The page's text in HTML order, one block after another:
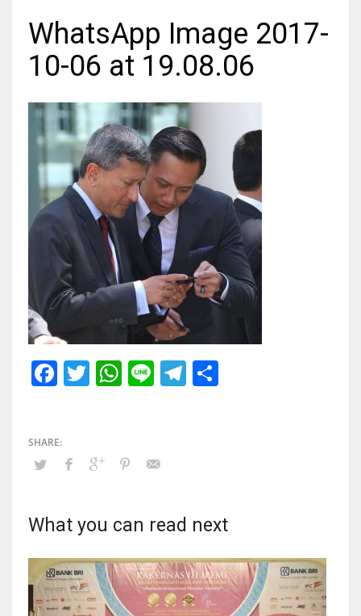
WhatsApp Image 2017-
10-06 at 19.08.06
Facebook
Twitter
WhatsApp
LineTelegram
What you can read next